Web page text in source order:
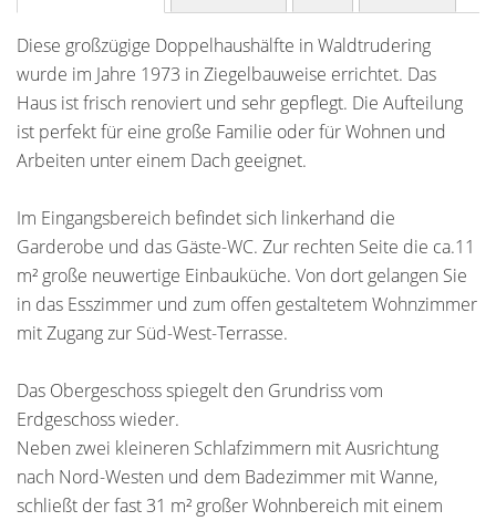
Diese großzügige Doppelhaushälfte in Waldtrudering
wurde im Jahre 1973 in Ziegelbauweise errichtet. Das
Haus ist frisch renoviert und sehr gepflegt. Die Aufteilung
ist perfekt für eine große Familie oder für Wohnen und
Arbeiten unter einem Dach geeignet.
Im Eingangsbereich befindet sich linkerhand die
Garderobe und das Gäste-WC. Zur rechten Seite die ca.11
m² große neuwertige Einbauküche. Von dort gelangen Sie
in das Esszimmer und zum offen gestaltetem Wohnzimmer
mit Zugang zur Süd-West-Terrasse.
Das Obergeschoss spiegelt den Grundriss vom
Erdgeschoss wieder.
Neben zwei kleineren Schlafzimmern mit Ausrichtung
nach Nord-Westen und dem Badezimmer mit Wanne,
schließt der fast 31 m² großer Wohnbereich mit einem